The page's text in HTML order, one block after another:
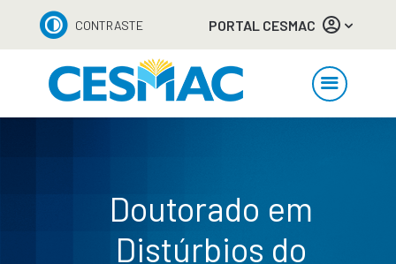
CONTRASTE PORTAL CESMAC
Doutorado em
Distúrbios do